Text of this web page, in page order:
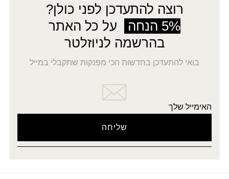
רוצה להתעדכן לפני כולן?
5% הנחה
על כל האתר
בהרשמה לניוזלטר
בואי להתעדכן בחדשות הכי מפנקות שתקבלי במייל
האימייל שלך